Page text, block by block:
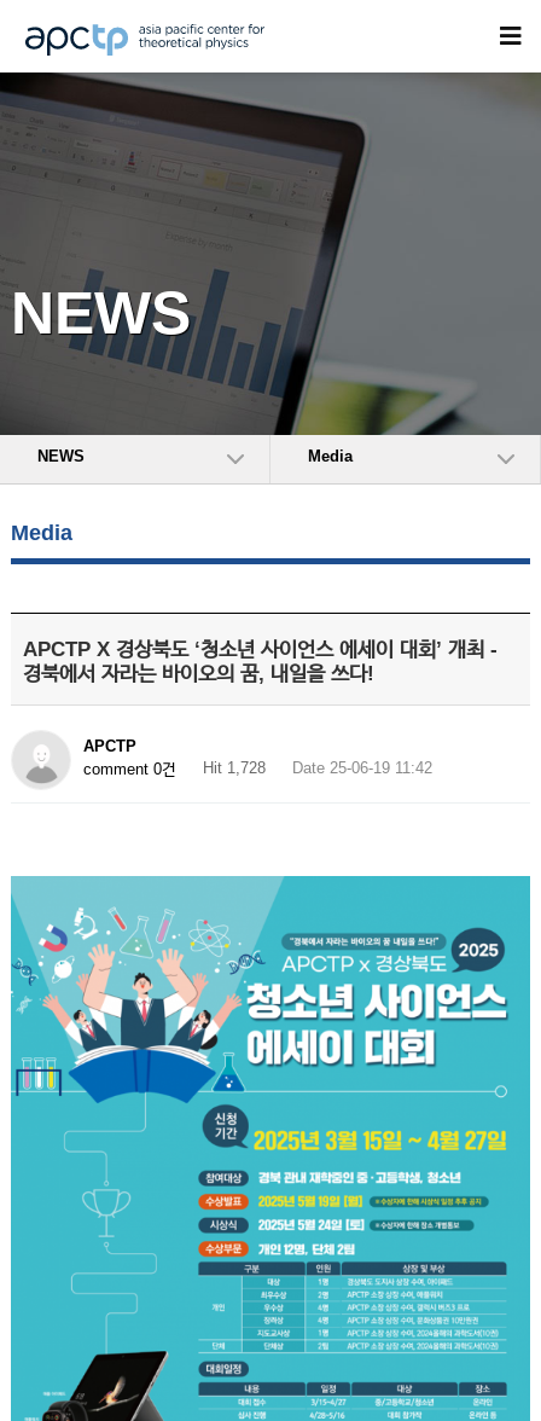
NEWS
NEWS Media
Media
APCTP X 경상북도 ‘청소년 사이언스 에세이 대회’ 개최 -
경북에서 자라는 바이오의 꿈, 내일을 쓰다!
APCTP
comment 0건
Hit 1,728 Date 25-06-19 11:42